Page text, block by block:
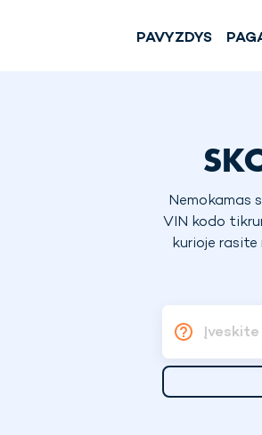
PAVYZDYS
Nemokamas
VIN kodo
kurioje rasite
Įveskite